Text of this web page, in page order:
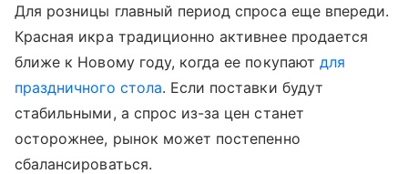
Для розницы главный период спроса еще впереди.
Красная икра традиционно активнее продается
ближе к Новому году, когда ее покупают для
праздничного стола. Если поставки будут
стабильными, а спрос из-за цен станет
осторожнее, рынок может постепенно
сбалансироваться.